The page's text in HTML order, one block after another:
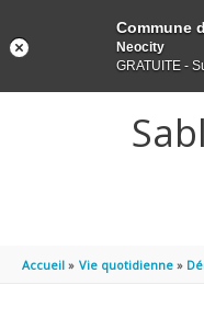
Accueil Vie quotidienne
Commune
Neocity
GRATUITE -